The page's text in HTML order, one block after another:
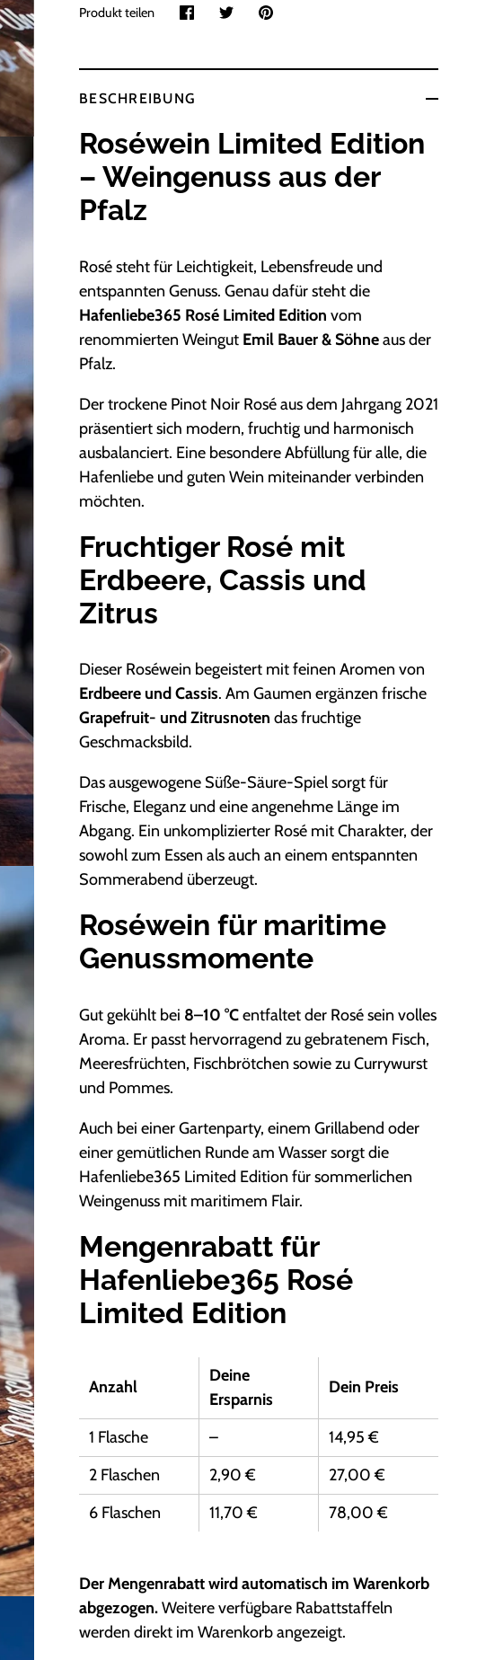
Produkt teilen
TeilenTwitternPinnen
BESCHREIBUNG
Roséwein Limited Edition
– Weingenuss aus der
Pfalz
Rosé steht für Leichtigkeit, Lebensfreude und
entspannten Genuss. Genau dafür steht die
Hafenliebe365 Rosé Limited Edition vom
renommierten Weingut Emil Bauer & Söhneaus der
Pfalz.
Der trockene Pinot Noir Rosé aus dem Jahrgang 2021
präsentiert sich modern, fruchtig und harmonisch
ausbalanciert. Eine besondere Abfüllung für alle, die
Hafenliebe und guten Wein miteinander verbinden
möchten.
Fruchtiger Rosé mit
Erdbeere, Cassis und
Zitrus
Dieser Roséwein begeistert mit feinen Aromen von
Erdbeere und Cassis. Am Gaumen ergänzen frische
Grapefruit- und Zitrusnoten das fruchtige
Geschmacksbild.
Das ausgewogene Süße-Säure-Spiel sorgt für
Frische, Eleganz und eine angenehme Länge im
Abgang. Ein unkomplizierter Rosé mit Charakter, der
sowohl zum Essen als auch an einem entspannten
Sommerabend überzeugt.
Roséwein für maritime
Genussmomente
Gut gekühlt bei 8–10 °Centfaltet der Rosé sein volles
Aroma. Er passt hervorragend zu gebratenem Fisch,
Meeresfrüchten, Fischbrötchen sowie zu Currywurst
und Pommes.
Auch bei einer Gartenparty, einem Grillabend oder
einer gemütlichen Runde am Wasser sorgt die
Hafenliebe365 Limited Edition für sommerlichen
Weingenuss mit maritimem Flair.
Mengenrabatt für
Hafenliebe365 Rosé
Limited Edition
Anzahl
Deine
Ersparnis
Dein Preis
1 Flasche –
14,95 €
2 Flaschen
2,90 €
27,00 €
6 Flaschen
11,70 € 78,00 €
Der Mengenrabatt wird automatisch im Warenkorb
abgezogen.Weitere verfügbare Rabattstaffeln
werden direkt im Warenkorb angezeigt.